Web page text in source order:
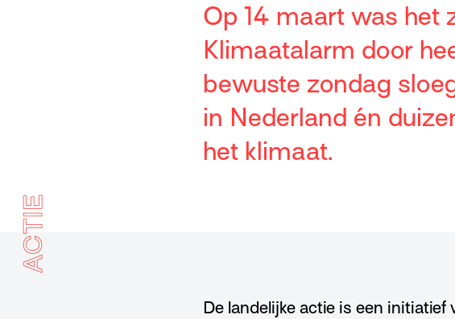
Op 14 maart was het
Klimaatalarm door
bewuste zondag
in Nederland én
het klimaat.
ACTIE
De landelijke actie is een